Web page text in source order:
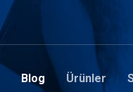
Blog Ürünler